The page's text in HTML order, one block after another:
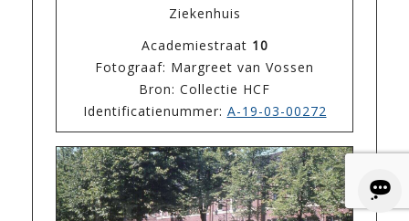
Ziekenhuis
Academiestraat 10
Fotograaf: Margreet van Vossen
Bron: Collectie HCF
Identificatienummer: A-19-03-00272